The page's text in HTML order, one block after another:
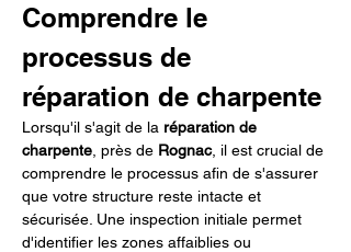
Comprendre le
processus de
réparation de charpente
Lorsqu'il s'agit de la réparation de
charpente , près de Rognac, il est crucial de
comprendre le processus afin de s'assurer
que votre structure reste intacte et
sécurisée. Une inspection initiale permet
d'identifier les zones affaiblies ou